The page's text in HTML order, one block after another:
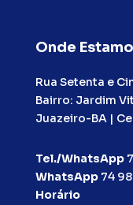
Onde
Rua Setenta e
Bairro: Jardim
Juazeiro-BA |
Tel./WhatsApp
WhatsApp 74
Horário